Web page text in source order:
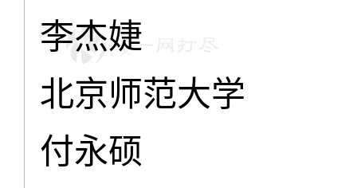
李杰婕
北京师范大学
付永硕